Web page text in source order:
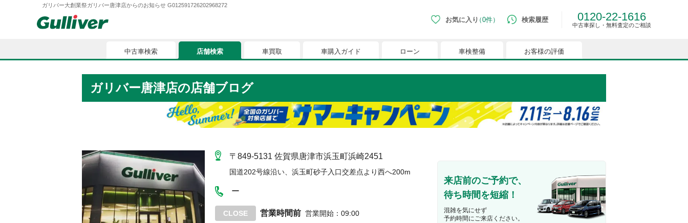
ガリバー大創業祭ガリバー唐津店からのお知らせ G012591726202968272
お気に入り 0件
中古車検索
車検整備
お客様の評価
現在、お気に入りに登録されているおクルマはございません。
お気に入りに登録すると、あなただけのお気に入りのクルマリストでいつでも簡単に比較ができるようになります。
※「お気に入り」の登録を可能にするためにCookie機能を有効にしてください。
検索履歴 0120-22-1616
中古車探し・無料査定のご相談
中古車検索 店舗検索 車買取 車購入ガイド ローン 車検整備 お客様の評価
ガリバー唐津店の店舗ブログ
〒849-5131 佐賀県唐津市浜玉町浜崎2451
国道202号線沿い、浜玉町砂子入口交差点より西へ200m
ー
CLOSE 営業時間前 営業開始 ： 09:00
来店前のご予約で、
待ち時間を短縮！
混雑を気にせず
予約時間にご来店ください。